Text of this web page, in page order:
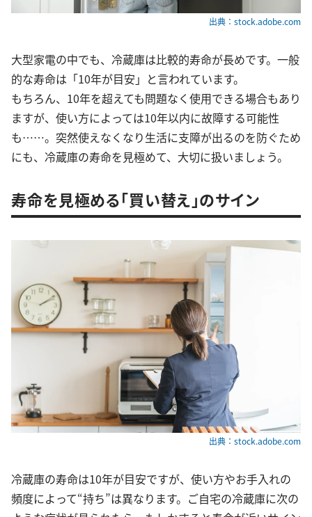
出典：stock.adobe.com
大型家電の中でも、冷蔵庫は比較的寿命が長めです。一般
的な寿命は「10年が目安」と言われています。
もちろん、10年を超えても問題なく使用できる場合もあり
ますが、使い方によっては10年以内に故障する可能性
も……。突然使えなくなり生活に支障が出るのを防ぐため
にも、冷蔵庫の寿命を見極めて、大切に扱いましょう。
寿命を見極める「買い替え」のサイン
出典：stock.adobe.com
冷蔵庫の寿命は10年が目安ですが、使い方やお手入れの
頻度によって“持ち”は異なります。ご自宅の冷蔵庫に次の